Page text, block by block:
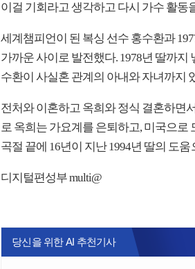
이걸 기회라고 생각하고 다시 가수 활동
세계챔피언이 된 복싱 선수 홍수환과
가까운 사이로 발전했다. 1978년 딸까
수환이 사실혼 관계의 아내와 자녀까지
전처와 이혼하고 옥희와 정식 결혼하면
로 옥희는 가요계를 은퇴하고, 미국으로
곡절 끝에 16년이 지난 1994년 딸의 도
디지털편성부 multi@